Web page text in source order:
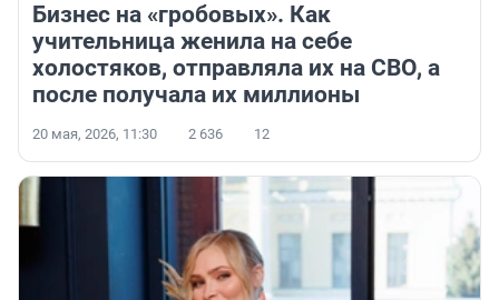
Бизнес на «гробовых». Как
учительница женила на себе
холостяков, отправляла их на СВО, а
после получала их миллионы
20 мая, 2026, 11:30 2 636 12